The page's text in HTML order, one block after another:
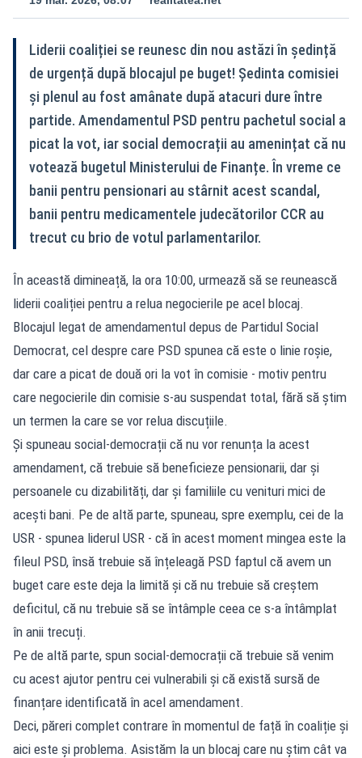
Liderii coaliției se reunesc din nou astăzi în ședință
de urgență după blocajul pe buget! Ședinta comisiei
și plenul au fost amânate după atacuri dure între
partide. Amendamentul PSD pentru pachetul social a
picat la vot, iar social democrații au amenințat că nu
votează bugetul Ministerului de Finanțe. În vreme ce
banii pentru pensionari au stârnit acest scandal,
banii pentru medicamentele judecătorilor CCR au
trecut cu brio de votul parlamentarilor.
În această dimineață, la ora 10:00, urmează să se reunească
liderii coaliției pentru a relua negocierile pe acel blocaj.
Blocajul legat de amendamentul depus de Partidul Social
Democrat, cel despre care PSD spunea că este o linie roșie,
dar care a picat de două ori la vot în comisie - motiv pentru
care negocierile din comisie s-au suspendat total, fără să știm
un termen la care se vor relua discuțiile.
Și spuneau social-democrații că nu vor renunța la acest
amendament, că trebuie să beneficieze pensionarii, dar și
persoanele cu dizabilități, dar și familiile cu venituri mici de
acești bani. Pe de altă parte, spuneau, spre exemplu, cei de la
USR - spunea liderul USR - că în acest moment mingea este la
fileul PSD, însă trebuie să înțeleagă PSD faptul că avem un
buget care este deja la limită și că nu trebuie să creștem
deficitul, că nu trebuie să se întâmple ceea ce s-a întâmplat
în anii trecuți.
Pe de altă parte, spun social-democrații că trebuie să venim
cu acest ajutor pentru cei vulnerabili și că există sursă de
finanțare identificată în acel amendament.
Deci, păreri complet contrare în momentul de față în coaliție și
aici este și problema. Asistăm la un blocaj care nu știm cât va